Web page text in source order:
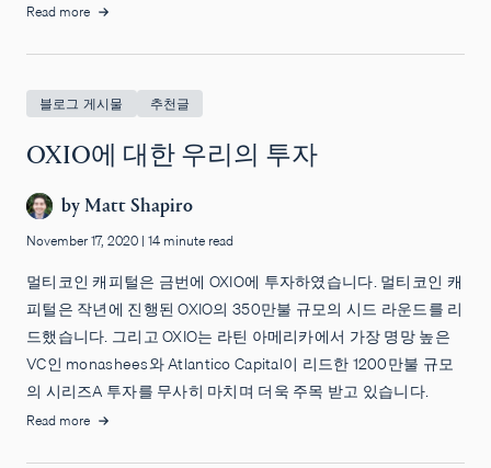
Read more
블로그 게시물 추천글
OXIO에 대한 우리의 투자
byMatt Shapiro
November 17, 2020 | 14 minute read
멀티코인 캐피털은 금번에 OXIO에 투자하였습니다. 멀티코인 캐
피털은 작년에 진행된 OXIO의 350만불 규모의 시드 라운드를 리
드했습니다. 그리고 OXIO는 라틴 아메리카에서 가장 명망 높은
VC인 monashees와 Atlantico Capital이 리드한 1200만불 규모
의 시리즈A 투자를 무사히 마치며 더욱 주목 받고 있습니다.
Read more